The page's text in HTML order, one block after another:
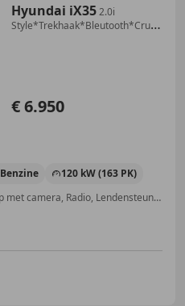
Hyundai iX352.0i
Style*Trekhaak*Bleutooth*Cruise-
€ 6.950
Benzine
120 kW (163 PK)
Alarm, Getinte ramen, Parkeerhulp met camera, Radio, Lendensteun, Dakrails, Lichtmetalen velgen, Startonderbreker